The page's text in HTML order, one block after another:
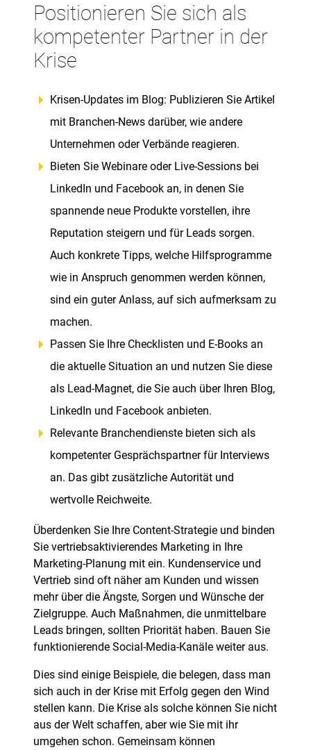
Positionieren Sie sich als
kompetenter Partner in der
Krise
Krisen-Updates im Blog: Publizieren Sie Artikel
mit Branchen-News darüber, wie andere
Unternehmen oder Verbände reagieren.
Bieten Sie Webinare oder Live-Sessions bei
LinkedIn und Facebook an, in denen Sie
spannende neue Produkte vorstellen, ihre
Reputation steigern und für Leads sorgen.
Auch konkrete Tipps, welche Hilfsprogramme
wie in Anspruch genommen werden können,
sind ein guter Anlass, auf sich aufmerksam zu
machen.
Passen Sie Ihre Checklisten und E-Books an
die aktuelle Situation an und nutzen Sie diese
als Lead-Magnet, die Sie auch über Ihren Blog,
LinkedIn und Facebook anbieten.
Relevante Branchendienste bieten sich als
kompetenter Gesprächspartner für Interviews
an. Das gibt zusätzliche Autorität und
wertvolle Reichweite.
Überdenken Sie Ihre Content-Strategie und binden
Sie vertriebsaktivierendes Marketing in Ihre
Marketing-Planung mit ein. Kundenservice und
Vertrieb sind oft näher am Kunden und wissen
mehr über die Ängste, Sorgen und Wünsche der
Zielgruppe. Auch Maßnahmen, die unmittelbare
Leads bringen, sollten Priorität haben. Bauen Sie
funktionierende Social-Media-Kanäle weiter aus.
Dies sind einige Beispiele, die belegen, dass man
sich auch in der Krise mit Erfolg gegen den Wind
stellen kann. Die Krise als solche können Sie nicht
aus der Welt schaffen, aber wie Sie mit ihr
umgehen schon. Gemeinsam können